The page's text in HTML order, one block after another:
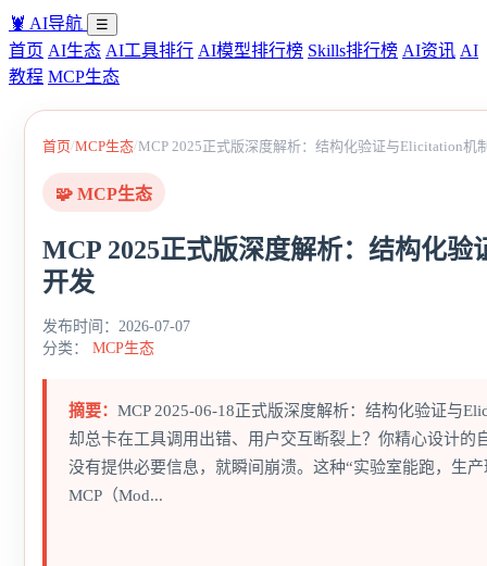
🦞 AI导航 ☰
首页 AI生态 AI工具排行 AI模型排行榜 Skills排行榜 AI资讯 AI
教程 MCP生态
首页/MCP生态/MCP 2025正式版深度解析：结构化验证与Elicitation机
🧩 MCP生态
MCP 2025正式版深度解析：结构化
开发
发布时间：2026-07-07
分类： MCP生态
摘要： MCP 2025-06-18正式版深度解析：结构化验证与
却总卡在工具调用出错、用户交互断裂上？你精心设计
没有提供必要信息，就瞬间崩溃。这种“实验室能跑，生
MCP（Mod...